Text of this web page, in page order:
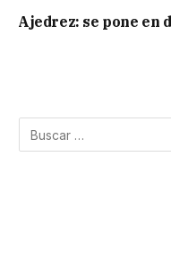
Ajedrez: se pone en